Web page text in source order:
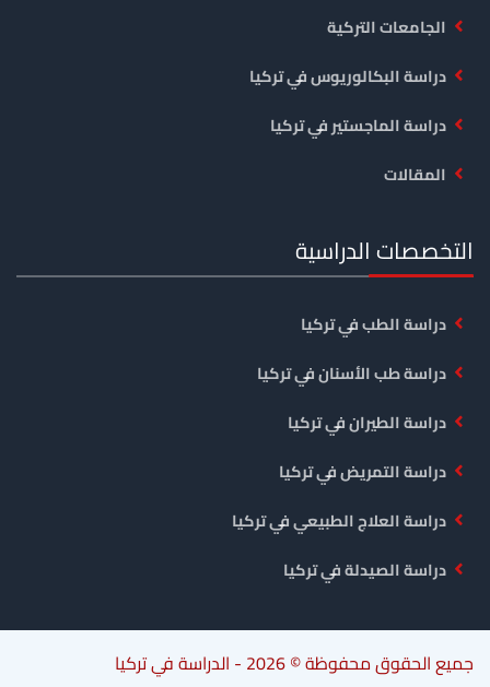
الجامعات التركية
دراسة البكالوريوس في تركيا
دراسة الماجستير في تركيا
المقالات
التخصصات الدراسية
دراسة الطب في تركيا
دراسة طب الأسنان في تركيا
دراسة الطيران في تركيا
دراسة التمريض في تركيا
دراسة العلاج الطبيعي في تركيا
دراسة الصيدلة في تركيا
جميع الحقوق محفوظة © 2026 - الدراسة في تركيا